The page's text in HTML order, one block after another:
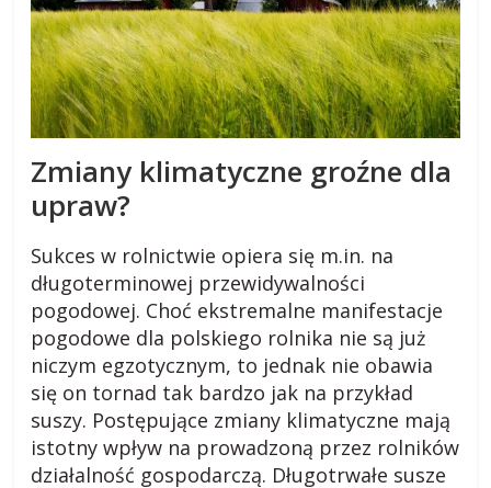
s
k
w
e
Zmiany klimatyczne groźne dla
upraw?
Sukces w rolnictwie opiera się m.in. na
długoterminowej przewidywalności
pogodowej. Choć ekstremalne manifestacje
pogodowe dla polskiego rolnika nie są już
niczym egzotycznym, to jednak nie obawia
się on tornad tak bardzo jak na przykład
suszy. Postępujące zmiany klimatyczne mają
istotny wpływ na prowadzoną przez rolników
działalność gospodarczą. Długotrwałe susze